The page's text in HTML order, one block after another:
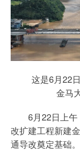
这是6月22日
金马
6月22日上午
改扩建工程新建
通导改奠定基础。